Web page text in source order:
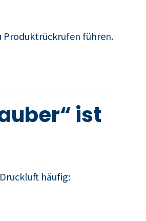
Produktrückrufen führen.
ist
häufig: